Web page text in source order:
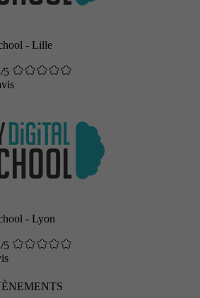
- Lille
5
- Lyon
5